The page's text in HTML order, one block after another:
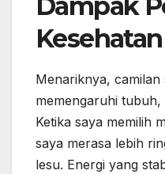
Menariknya, camilan
memengaruhi tubuh,
Ketika saya memilih
saya merasa lebih
lesu. Energi yang